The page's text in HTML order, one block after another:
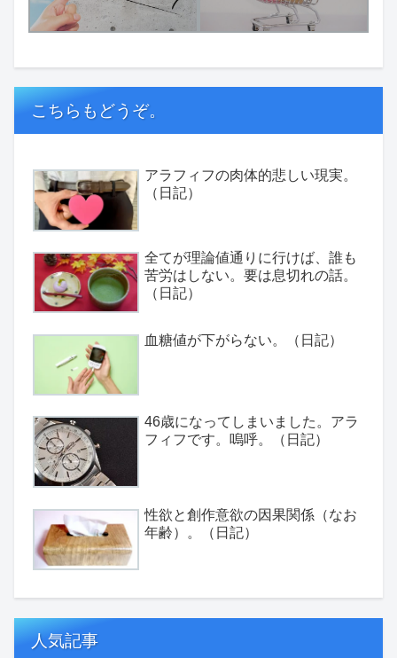
こちらもどうぞ。
アラフィフの肉体的悲しい現実。
（日記）
全てが理論値通りに行けば、誰も
苦労はしない。要は息切れの話。
（日記）
血糖値が下がらない。（日記）
46歳になってしまいました。アラ
フィフです。嗚呼。（日記）
性欲と創作意欲の因果関係（なお
年齢）。（日記）
人気記事